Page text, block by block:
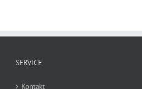
SERVICE
Kontakt